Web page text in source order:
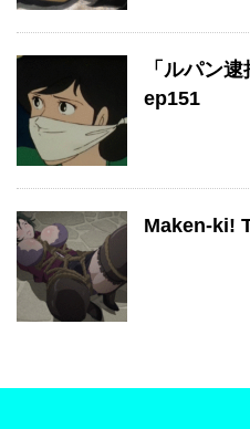
「ルパン
ep151
Maken-ki!